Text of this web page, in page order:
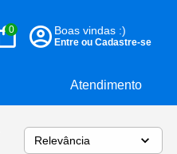
Atendimento
0 Boas vindas :)
Entre ou Cadastre-se